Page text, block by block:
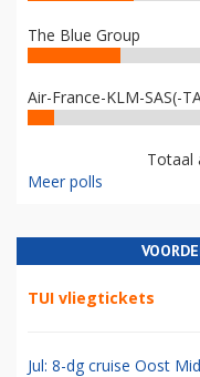
The Blue Group
Air-France-KLM-SAS(-
Totaal
Meer polls
TUI vliegtickets
Jul: 8-dg cruise Oost